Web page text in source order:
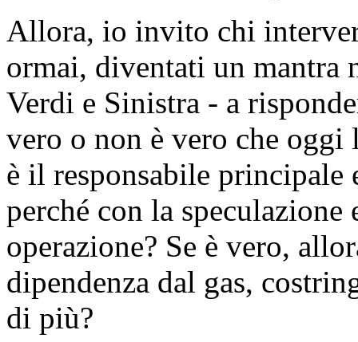
Allora, io invito chi
ormai, diventati un
Verdi e Sinistra - a
vero o non è vero che oggi
è il responsabile principale
perché con la
operazione? Se è vero,
dipendenza dal gas,
di più?